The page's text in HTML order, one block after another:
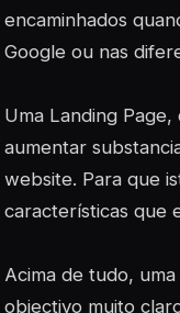
encaminhados
Google ou nas
Uma Landing
aumentar
website. Para que
características que
Acima de tudo,
objectivo muito